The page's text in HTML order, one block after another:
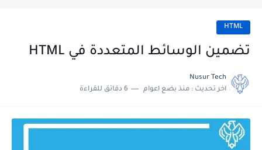
HTML
تضمين الوسائط المتعددة في HTML
Nusur Tech
اخر تحديث : منذ بضع اعوام 6 دقائق للقراءة